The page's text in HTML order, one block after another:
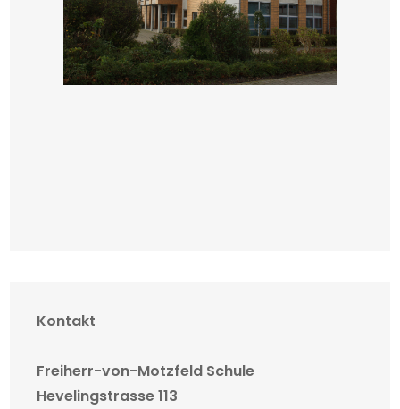
Kontakt
Freiherr-von-Motzfeld Schule
Hevelingstrasse 113